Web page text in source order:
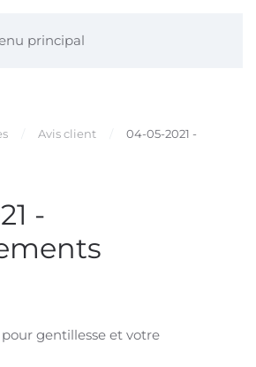
principal
Avis client
04-05-2021 -
-
gentillesse et votre